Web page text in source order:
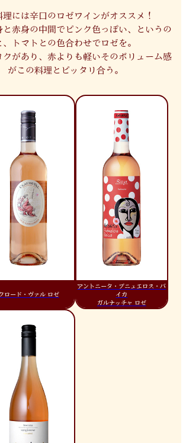
理には辛口のロゼワインがオススメ！
と赤身の中間でピンク色っぽい、というの
、トマトとの色合わせでロゼを。
クがあり、赤よりも軽いそのボリューム感
がこの料理とピッタリ合う。
ロード・ヴァル ロゼ
アントニータ・プニュエロス・バ
イカ
ガルナッチャ ロゼ